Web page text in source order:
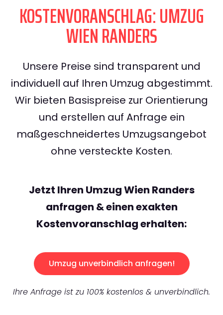
KOSTENVORANSCHLAG: UMZUG
WIEN RANDERS
Unsere Preise sind transparent und
individuell auf Ihren Umzug abgestimmt.
Wir bieten Basispreise zur Orientierung
und erstellen auf Anfrage ein
maßgeschneidertes Umzugsangebot
ohne versteckte Kosten.
Jetzt Ihren Umzug Wien Randers
anfragen & einen exakten
Kostenvoranschlag erhalten:
Umzug unverbindlich anfragen!
Ihre Anfrage ist zu 100% kostenlos & unverbindlich.